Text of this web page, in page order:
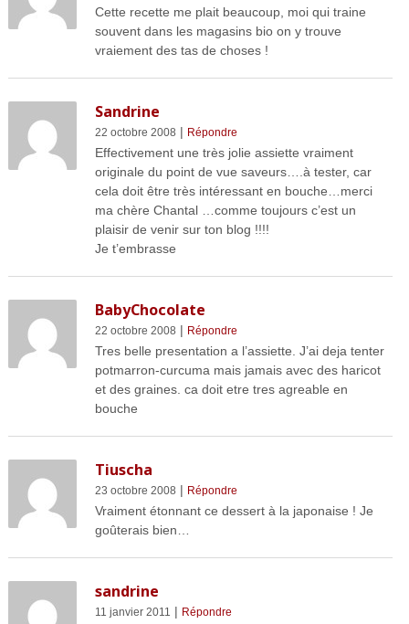
Cette recette me plait beaucoup, moi qui traine
souvent dans les magasins bio on y trouve
vraiement des tas de choses !
Sandrine
22 octobre 2008 | Répondre
Effectivement une très jolie assiette vraiment
originale du point de vue saveurs….à tester, car
cela doit être très intéressant en bouche…merci
ma chère Chantal …comme toujours c’est un
plaisir de venir sur ton blog !!!!
Je t’embrasse
BabyChocolate
22 octobre 2008 | Répondre
Tres belle presentation a l’assiette. J’ai deja tenter
potmarron-curcuma mais jamais avec des haricot
et des graines. ca doit etre tres agreable en
bouche
Tiuscha
23 octobre 2008 | Répondre
Vraiment étonnant ce dessert à la japonaise ! Je
goûterais bien…
sandrine
11 janvier 2011 | Répondre